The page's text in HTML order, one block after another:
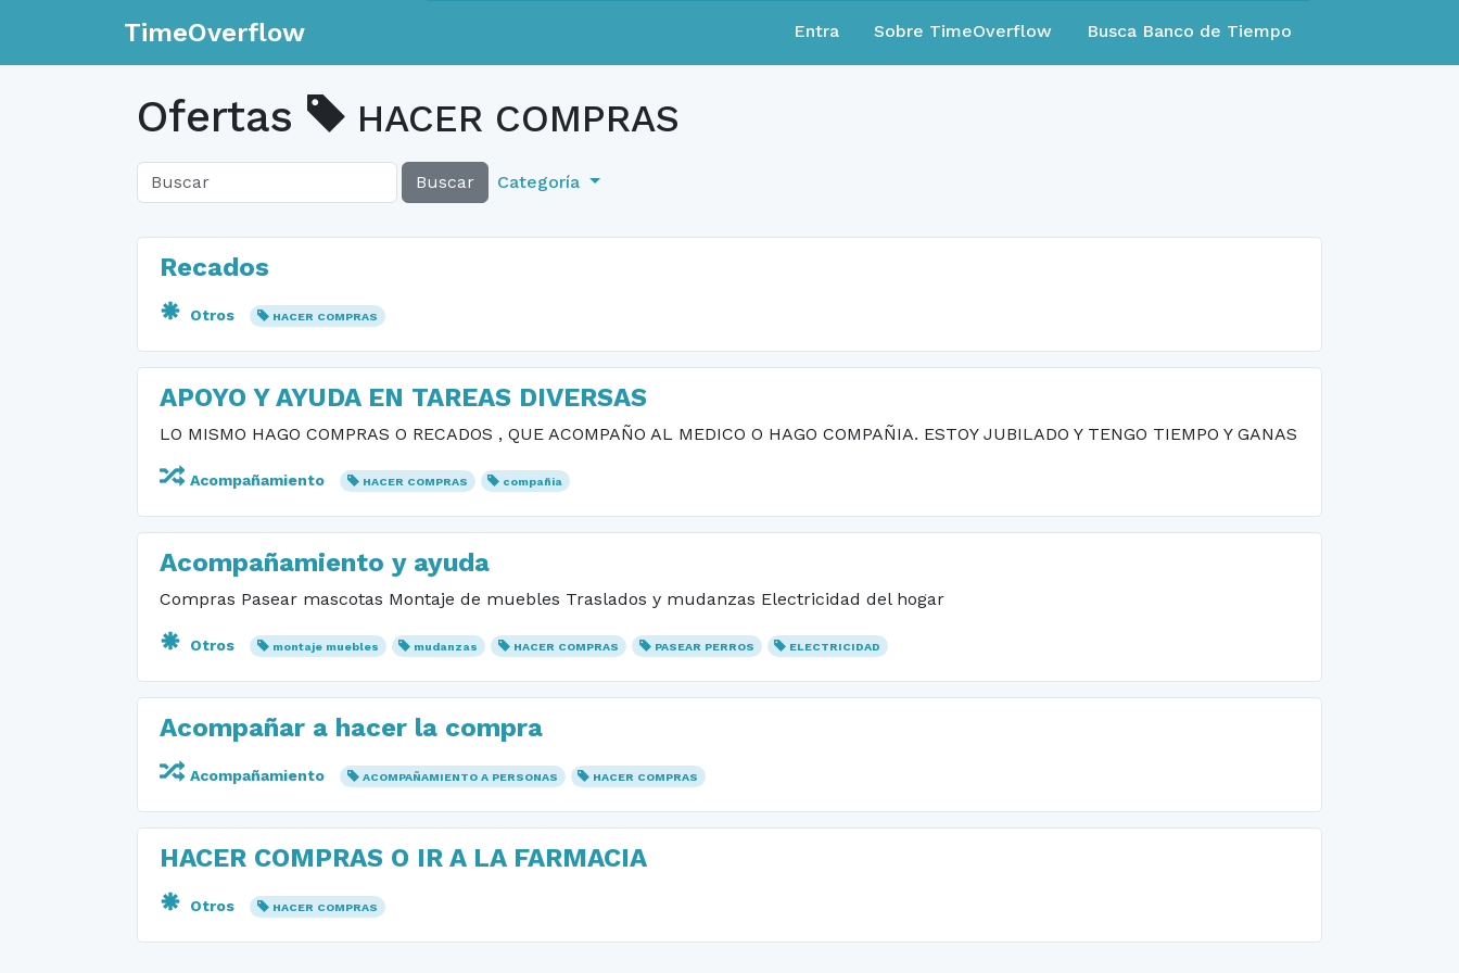
TimeOverflow Entra Sobre TimeOverflow Busca Banco de Tiempo
Ofertas HACER COMPRAS
Buscar Categoría
Recados
Otros HACER COMPRAS
APOYO Y AYUDA EN TAREAS DIVERSAS
LO MISMO HAGO COMPRAS O RECADOS , QUE ACOMPAÑO AL MEDICO O HAGO COMPAÑIA. ESTOY JUBILADO Y TENGO TIEMPO Y GANAS
Acompañamiento HACER COMPRAS compañia
Acompañamiento y ayuda
Compras Pasear mascotas Montaje de muebles Traslados y mudanzas Electricidad del hogar
Otros montaje muebles mudanzas HACER COMPRAS PASEAR PERROS ELECTRICIDAD
Acompañar a hacer la compra
Acompañamiento ACOMPAÑAMIENTO A PERSONAS HACER COMPRAS
HACER COMPRAS O IR A LA FARMACIA
Otros HACER COMPRAS